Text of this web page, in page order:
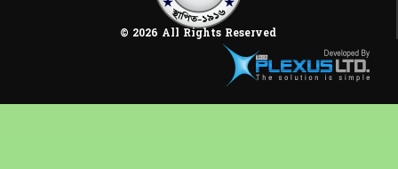
© 2026 All Rights Reserved